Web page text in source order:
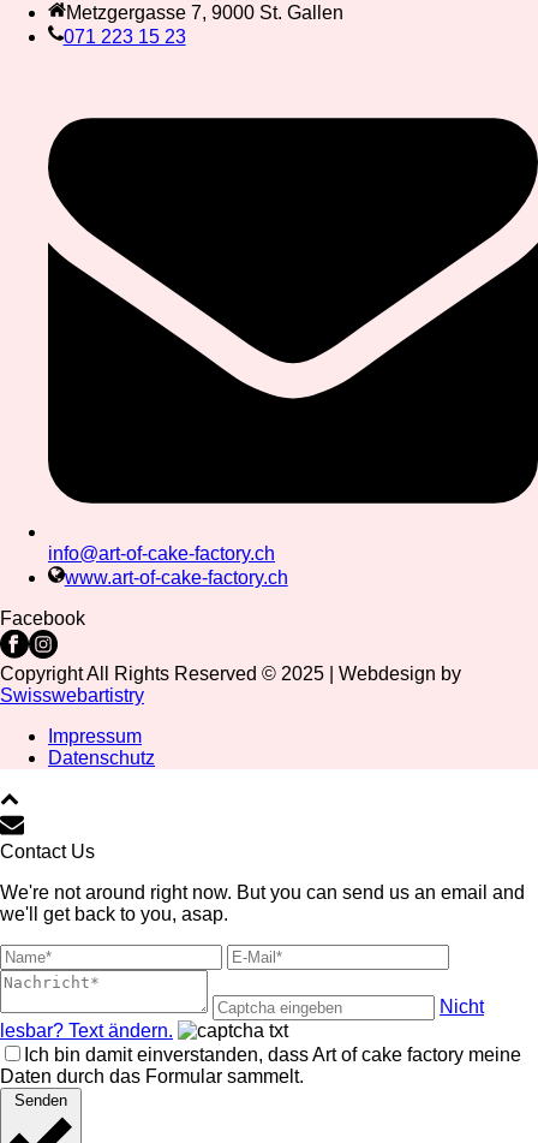
Metzgergasse 7, 9000 St. Gallen
071 223 15 23
info@art-of-cake-factory.ch
www.art-of-cake-factory.ch
Facebook
Copyright All Rights Reserved © 2025 | Webdesign by
Swisswebartistry
Impressum
Datenschutz
Contact Us
We're not around right now. But you can send us an email and
we'll get back to you, asap.
Nicht
lesbar? Text ändern.
Ich bin damit einverstanden, dass Art of cake factory meine
Daten durch das Formular sammelt.
Senden